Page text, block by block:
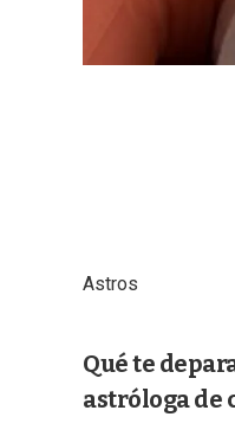
Astros
Qué te
astróloga de